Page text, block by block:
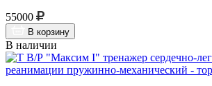
55000
В корзину
В наличии